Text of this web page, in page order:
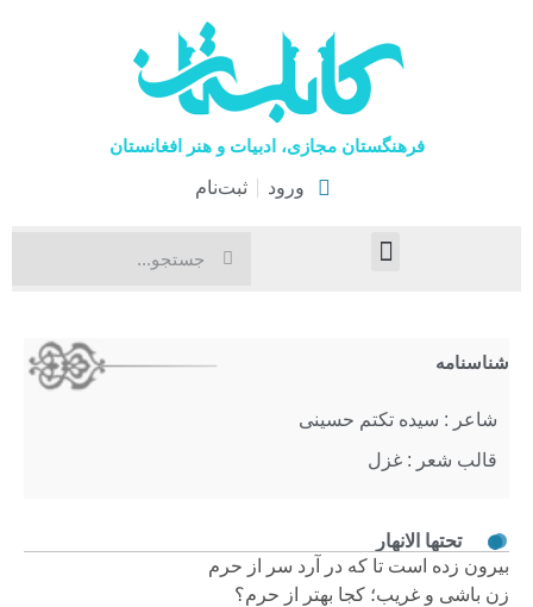
فرهنگستان مجازی، ادبیات و هنر افغانستان
ورود ثبت‌نام
تحتها الانهار
بیرون زده است تا که در آرد سر از حرم
زن باشی و غریب؛ کجا بهتر از حرم؟
شناسنامه
شاعر : سیده تکتم حسینی
قالب شعر : غزل